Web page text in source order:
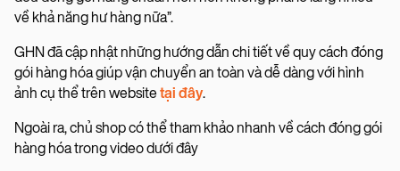
về khả năng hư hàng nữa”.
GHN đã cập nhật những hướng dẫn chi tiết về quy cách đóng
gói hàng hóa giúp vận chuyển an toàn và dễ dàng với hình
ảnh cụ thể trên websitetại đây.
Ngoài ra, chủ shop có thể tham khảo nhanh về cách đóng gói
hàng hóa trong video dưới đây